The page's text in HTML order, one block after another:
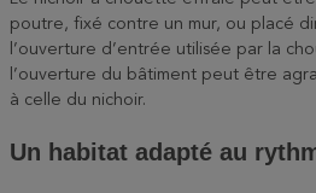
poutre, fixé contre un mur, ou placé
l’ouverture d’entrée utilisée par la
l’ouverture du bâtiment peut être
à celle du nichoir.
Un habitat adapté au